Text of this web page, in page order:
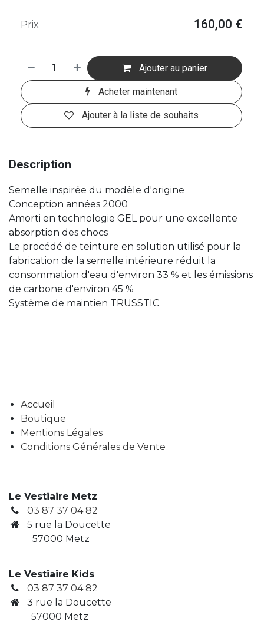
Ajouter au panier
Acheter maintenant
Ajouter à la liste de souhaits
Prix 160,00 €
Description
Semelle inspirée du modèle d'origine
Conception années 2000
Amorti en technologie GEL pour une excellente
absorption des chocs
Le procédé de teinture en solution utilisé pour la
fabrication de la semelle intérieure réduit la
consommation d'eau d'environ 33 % et les émissions
de carbone d'environ 45 %
Système de maintien TRUSSTIC
Accueil
Boutique
Mentions Légales
Conditions Générales de Vente
Le Vestiaire Metz
03 87 37 04 82
5 rue la Doucette
57000 Metz
Le Vestiaire Kids
03 87 37 04 82
3 rue la Doucette
​ 57000 Metz